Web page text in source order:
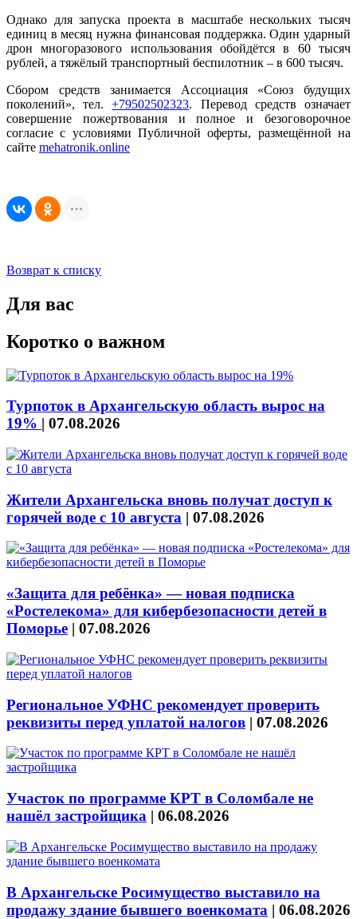
Однако для запуска проекта в масштабе нескольких тысяч
единиц в месяц нужна финансовая поддержка. Один ударный
дрон многоразового использования обойдётся в 60 тысяч
рублей, а тяжёлый транспортный беспилотник – в 600 тысяч.
Сбором средств занимается Ассоциация «Союз будущих
поколений», тел.+79502502323. Перевод средств означает
совершение пожертвования и полное и безоговорочное
согласие с условиями Публичной оферты, размещённой на
сайте mehatronik.online
Возврат к списку
Для вас
Коротко о важном
Турпоток в Архангельскую область вырос на
19% | 07.08.2026
Жители Архангельска вновь получат доступ к
горячей воде с 10 августа | 07.08.2026
«Защита для ребёнка» — новая подписка
«Ростелекома» для кибербезопасности детей в
Поморье | 07.08.2026
Региональное УФНС рекомендует проверить
реквизиты перед уплатой налогов | 07.08.2026
Участок по программе КРТ в Соломбале не
нашёл застройщика | 06.08.2026
В Архангельске Росимущество выставило на
продажу здание бывшего военкомата | 06.08.2026